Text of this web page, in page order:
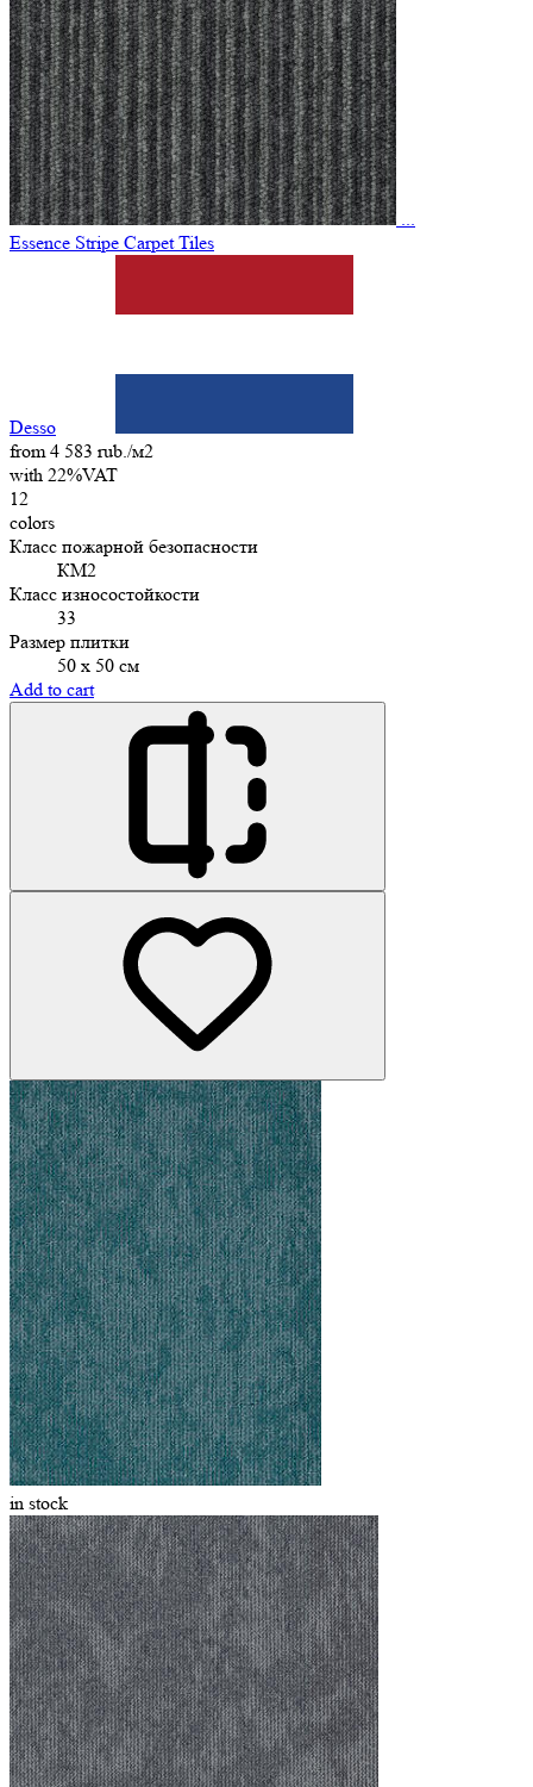
...
Essence Stripe Carpet Tiles
Desso
from 4 583 rub./м2
with 22%VAT
12
colors
Класс пожарной безопасности
КМ2
Класс износостойкости
33
Размер плитки
50 х 50 см
Add to cart
in stock